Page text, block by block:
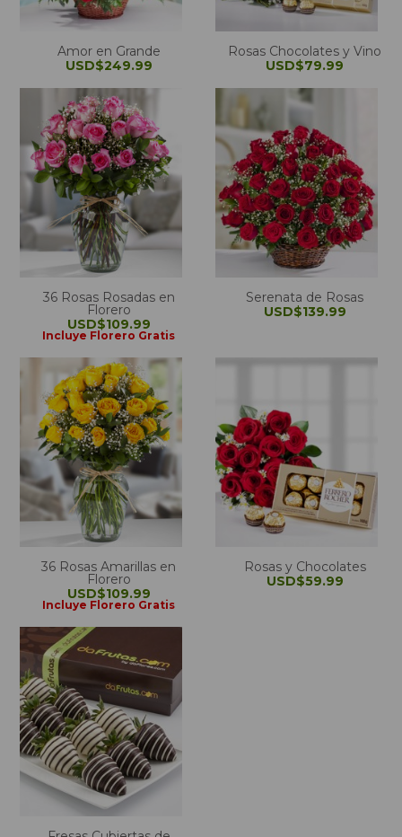
Amor en Grande
USD$249.99
Rosas Chocolates y Vino
USD$79.99
36 Rosas Rosadas en
Florero
USD$109.99
Incluye Florero Gratis
Serenata de Rosas
USD$139.99
36 Rosas Amarillas en
Florero
USD$109.99
Incluye Florero Gratis
Rosas y Chocolates
USD$59.99